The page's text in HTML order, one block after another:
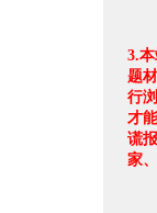
3.
题
行
才
谎
家